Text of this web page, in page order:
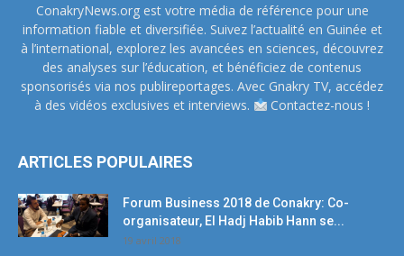
ConakryNews.org est votre média de référence pour une
information fiable et diversifiée. Suivez l’actualité en Guinée et
à l’international, explorez les avancées en sciences, découvrez
des analyses sur l’éducation, et bénéficiez de contenus
sponsorisés via nos publireportages. Avec Gnakry TV, accédez
à des vidéos exclusives et interviews.
Contactez-nous !
ARTICLES POPULAIRES
Forum Business 2018 de Conakry: Co-
organisateur, El Hadj Habib Hann se...
19 avril 2018